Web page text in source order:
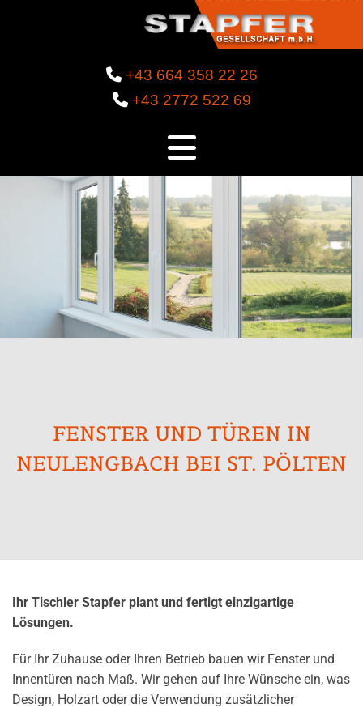
 +43 664 358 22 26
 +43 2772 522 69
FENSTER UND TÜREN IN
NEULENGBACH BEI ST. PÖLTEN
Ihr Tischler Stapfer plant und fertigt einzigartige
Lösungen.
Für Ihr Zuhause oder Ihren Betrieb bauen wir Fenster und
Innentüren nach Maß. Wir gehen auf Ihre Wünsche ein, was
Design, Holzart oder die Verwendung zusätzlicher